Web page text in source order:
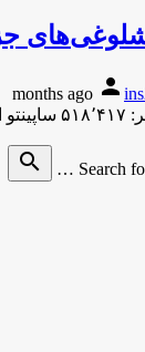
شلوغی‌های
person
…
Search
search